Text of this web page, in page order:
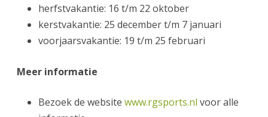
herfstvakantie: 16 t/m 22 oktober
kerstvakantie: 25 december t/m 7 januari
voorjaarsvakantie: 19 t/m 25 februari
Meer informatie
Bezoek de website www.rgsports.nl voor alle